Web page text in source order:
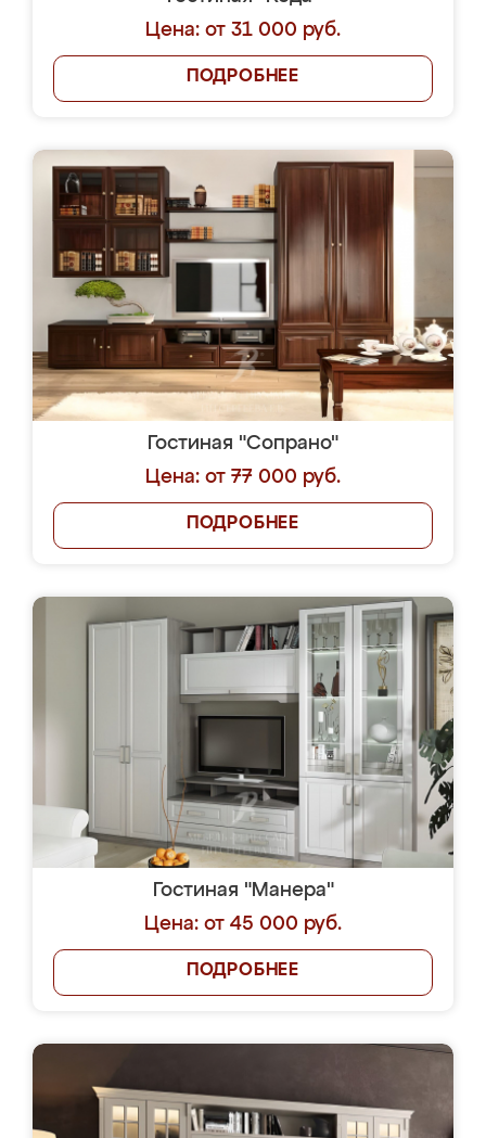
Цена: от 31 000 руб.
ПОДРОБНЕЕ
Гостиная "Сопрано"
Цена: от 77 000 руб.
ПОДРОБНЕЕ
Гостиная "Манера"
Цена: от 45 000 руб.
ПОДРОБНЕЕ